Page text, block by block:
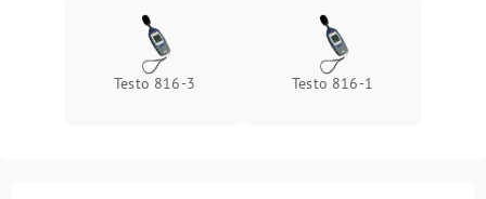
Testo 816-3 Testo 816-1